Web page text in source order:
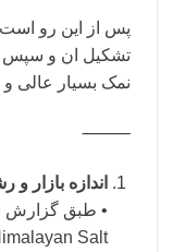
پس از این رو است
تشکیل ان و سپس
نمک بسیار
⸻
اندازه بازار و